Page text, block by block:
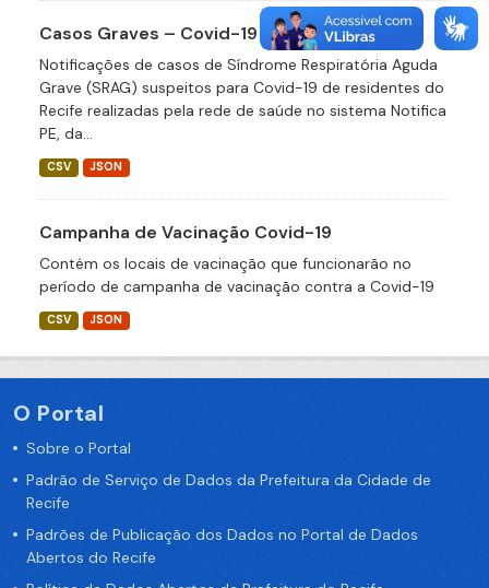
Casos Graves – Covid-19
Notificações de casos de Síndrome Respiratória Aguda
Grave (SRAG) suspeitos para Covid-19 de residentes do
Recife realizadas pela rede de saúde no sistema Notifica
PE, da...
CSV JSON
Campanha de Vacinação Covid-19
Contém os locais de vacinação que funcionarão no
período de campanha de vacinação contra a Covid-19
CSV JSON
O Portal
Sobre o Portal
Padrão de Serviço de Dados da Prefeitura da Cidade de
Recife
Padrões de Publicação dos Dados no Portal de Dados
Abertos do Recife